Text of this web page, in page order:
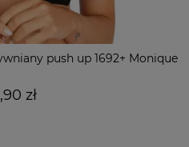
push up 1692+ Monique
zł